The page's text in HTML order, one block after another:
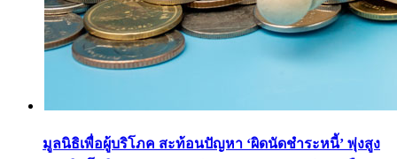
มูลนิธิเพื่อผู้บริโภค สะท้อนปัญหา ‘ผิดนัดชำระหนี้’ พุ่งสูง